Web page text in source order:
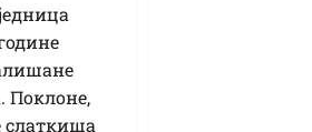
Поклоне,
слаткиша